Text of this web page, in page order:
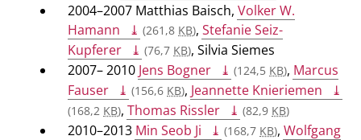
2004–2007 Matthias Baisch, Volker W.
Hamann
(261,8 KB),Stefanie Seiz-
Kupferer
(76,7 KB), Silvia Siemes
2007– 2010 Jens Bogner (124,5 KB), Marcus
Fauser
(156,6 KB), Jeannette Knieriemen
(168,2 KB), Thomas Rissler (82,9 KB)
2010–2013 Min Seob Ji (168,7 KB),Wolfgang